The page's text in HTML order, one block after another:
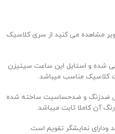
مشاهده می کنید از سری کلاسیک
شده و استایل این ساعت سیتیزن
کلاسیک مناسب میباشد.
ضدزنگ و ضدحساسیت ساخته شده
آن کاملا ثابت میباشد.
ودارای نمایشگر تقویم است.